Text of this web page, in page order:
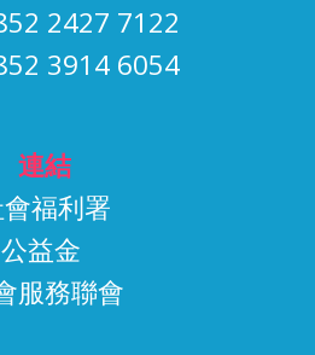
2427 7122
3914 6054
連結
福利署
公益金
服務聯會